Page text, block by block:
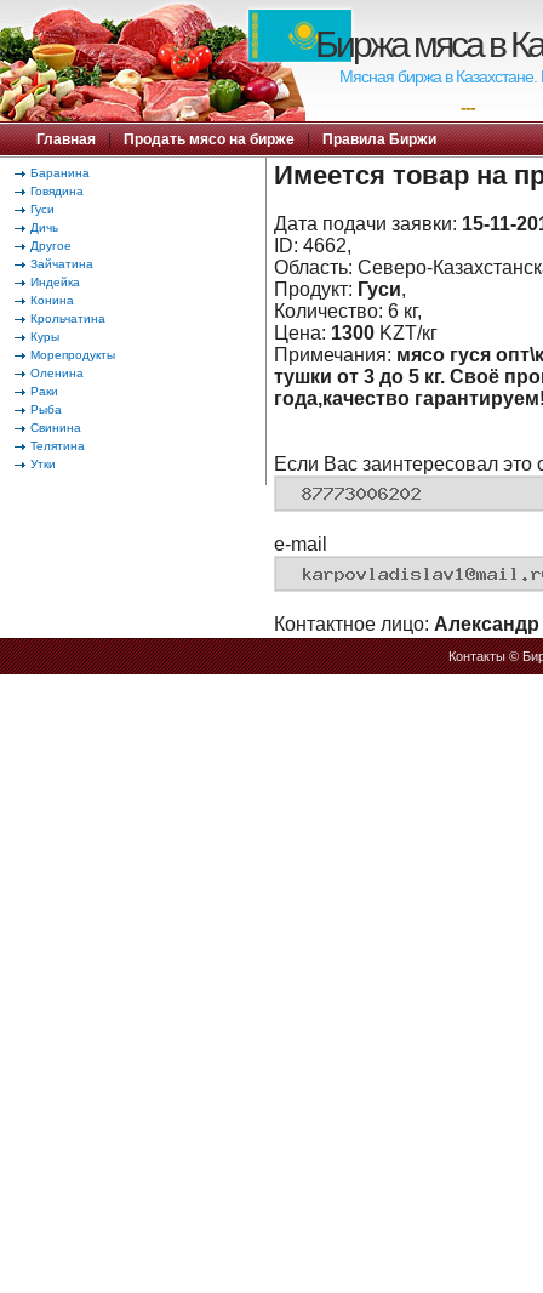
Биржа мяса в
Мясная биржа в
---
Главная | Продать мясо на бирже | Правила Биржи
Баранина
Говядина
Гуси
Дичь
Другое
Зайчатина
Индейка
Конина
Крольчатина
Куры
Морепродукты
Оленина
Раки
Рыба
Свинина
Телятина
Утки
Имеется товар на
Дата подачи заявки: 15-11-
ID: 4662,
Область: Северо-
Продукт: Гуси,
Количество: 6 кг,
Цена: 1300 KZT/кг
Примечания: мясо гуся
тушки от 3 до 5 кг. Своё
года,качество
Если Вас заинтересовал это
e-mail
Контактное лицо: Александр
Контакты©